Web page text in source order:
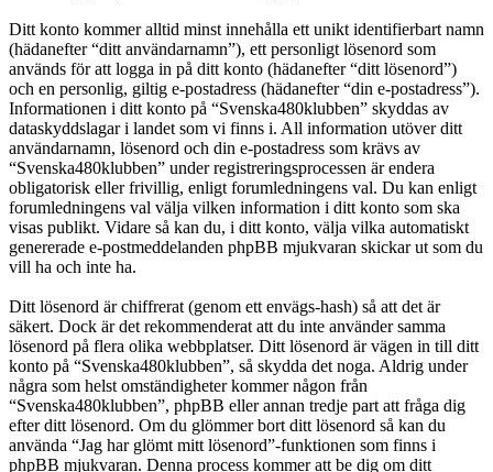
Ditt konto kommer alltid minst innehålla ett unikt identifierbart namn
(hädanefter “ditt användarnamn”), ett personligt lösenord som
används för att logga in på ditt konto (hädanefter “ditt lösenord”)
och en personlig, giltig e-postadress (hädanefter “din e-postadress”).
Informationen i ditt konto på “Svenska480klubben” skyddas av
dataskyddslagar i landet som vi finns i. All information utöver ditt
användarnamn, lösenord och din e-postadress som krävs av
“Svenska480klubben” under registreringsprocessen är endera
obligatorisk eller frivillig, enligt forumledningens val. Du kan enligt
forumledningens val välja vilken information i ditt konto som ska
visas publikt. Vidare så kan du, i ditt konto, välja vilka automatiskt
genererade e-postmeddelanden phpBB mjukvaran skickar ut som du
vill ha och inte ha.
Ditt lösenord är chiffrerat (genom ett envägs-hash) så att det är
säkert. Dock är det rekommenderat att du inte använder samma
lösenord på flera olika webbplatser. Ditt lösenord är vägen in till ditt
konto på “Svenska480klubben”, så skydda det noga. Aldrig under
några som helst omständigheter kommer någon från
“Svenska480klubben”, phpBB eller annan tredje part att fråga dig
efter ditt lösenord. Om du glömmer bort ditt lösenord så kan du
använda “Jag har glömt mitt lösenord”-funktionen som finns i
phpBB mjukvaran. Denna process kommer att be dig om ditt